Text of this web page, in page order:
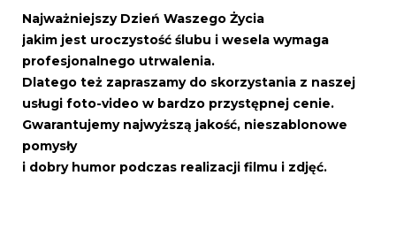
Najważniejszy Dzień Waszego Życia
jakim jest uroczystość ślubu i wesela wymaga
profesjonalnego utrwalenia.
Dlatego też zapraszamy do skorzystania z naszej
usługi foto-video w bardzo przystępnej cenie.
Gwarantujemy najwyższą jakość, nieszablonowe
pomysły
i dobry humor podczas realizacji filmu i zdjęć.